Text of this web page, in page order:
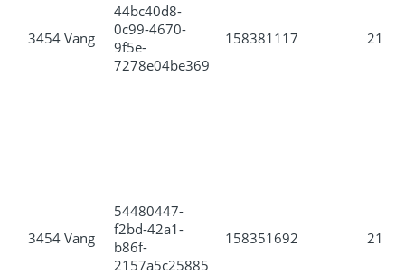
3454 Vang
44bc40d8-
0c99-4670-
9f5e-
7278e04be369
158381117 21
3454 Vang
54480447-
f2bd-42a1-
b86f-
2157a5c25885
158351692 21